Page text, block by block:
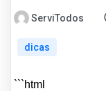
ServiTodos
dicas
```html